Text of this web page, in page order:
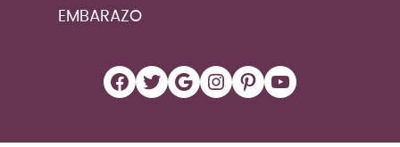
EMBARAZO
Facebook
Twitter
Google
Instagram
Pinterest
YouTube